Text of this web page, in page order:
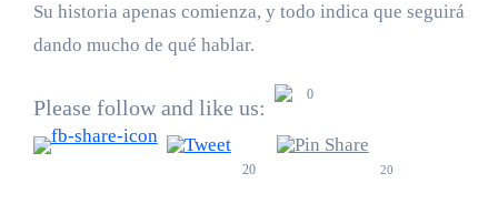
Su historia apenas comienza, y todo indica que seguirá
dando mucho de qué hablar.
Please follow and like us:
0
20 20